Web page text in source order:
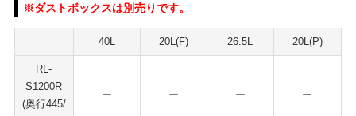
※ダストボックスは別売りです。
40L 20L(F) 26.5L 20L(P)
RL-
S1200R
(奥行445/
ー ー ー ー